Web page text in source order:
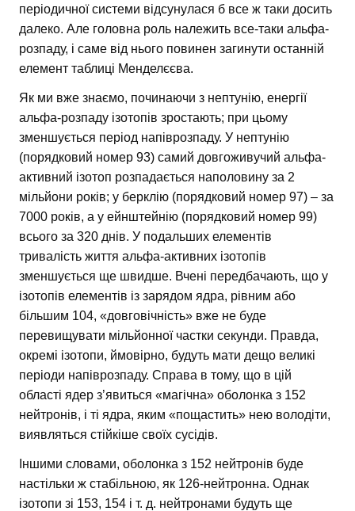
періодичної системи відсунулася б все ж таки досить
далеко. Але головна роль належить все-таки альфа-
розпаду, і саме від нього повинен загинути останній
елемент таблиці Менделєєва.
Як ми вже знаємо, починаючи з нептунію, енергії
альфа-розпаду ізотопів зростають; при цьому
зменшується період напіврозпаду. У нептунію
(порядковий номер 93) самий довгоживучий альфа-
активний ізотоп розпадається наполовину за 2
мільйони років; у берклію (порядковий номер 97) – за
7000 років, а у ейнштейнію (порядковий номер 99)
всього за 320 днів. У подальших елементів
тривалість життя альфа-активних ізотопів
зменшується ще швидше. Вчені передбачають, що у
ізотопів елементів із зарядом ядра, рівним або
більшим 104, «довговічність» вже не буде
перевищувати мільйонної частки секунди. Правда,
окремі ізотопи, ймовірно, будуть мати дещо великі
періоди напіврозпаду. Справа в тому, що в цій
області ядер з’явиться «магічна» оболонка з 152
нейтронів, і ті ядра, яким «пощастить» нею володіти,
виявляться стійкіше своїх сусідів.
Іншими словами, оболонка з 152 нейтронів буде
настільки ж стабільною, як 126-нейтронна. Однак
ізотопи зі 153, 154 і т. д. нейтронами будуть ще